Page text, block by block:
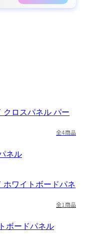
全4商品
ネル
全1商品
ボードパネル